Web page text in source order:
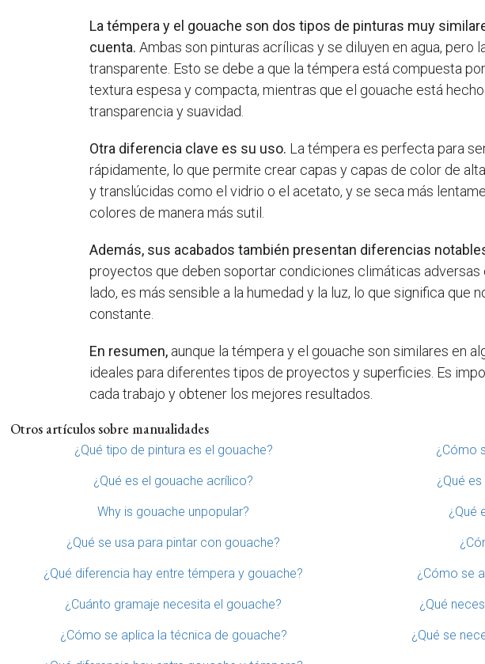
La témpera y el gouache son dos tipos de pinturas muy
cuenta. Ambas son pinturas acrílicas y se diluyen en agua,
transparente. Esto se debe a que la témpera está compuesta
textura espesa y compacta, mientras que el gouache está
transparencia y suavidad.
Otra diferencia clave es su uso. La témpera es perfecta para
rápidamente, lo que permite crear capas y capas de color de
y translúcidas como el vidrio o el acetato, y se seca más
colores de manera más sutil.
Además, sus acabados también presentan diferencias
proyectos que deben soportar condiciones climáticas
lado, es más sensible a la humedad y la luz, lo que significa
constante.
En resumen, aunque la témpera y el gouache son similares en
ideales para diferentes tipos de proyectos y superficies. Es
cada trabajo y obtener los mejores resultados.
Otros artículos sobre manualidades
¿Qué tipo de pintura es el gouache? ¿Cómo
¿Qué es el gouache acrílico? ¿Qué
Why is gouache unpopular? ¿Qué
¿Qué se usa para pintar con gouache?
¿Qué diferencia hay entre témpera y gouache? ¿Cómo se
¿Cuánto gramaje necesita el gouache? ¿Qué
¿Cómo se aplica la técnica de gouache? ¿Qué se